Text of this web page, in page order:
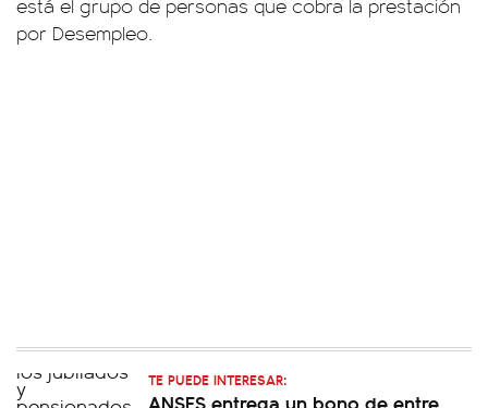
está el grupo de personas que cobra la prestación
por Desempleo.
TE PUEDE INTERESAR:
ANSES entrega un bono de entre